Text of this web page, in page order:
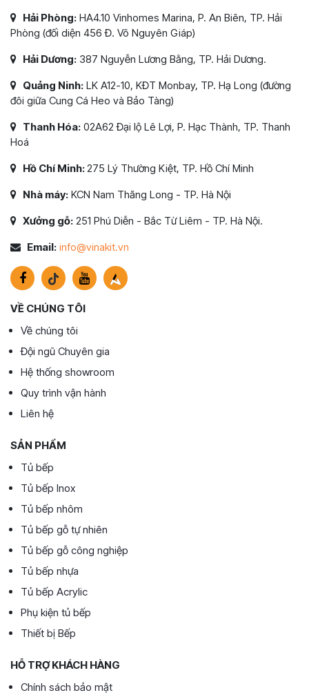
Hải Phòng: HA4.10 Vinhomes Marina, P. An Biên, TP. Hải
Phòng (đối diện 456 Đ. Võ Nguyên Giáp)
Hải Dương: 387 Nguyễn Lương Bằng, TP. Hải Dương.
Quảng Ninh: LK A12-10, KĐT Monbay, TP. Hạ Long (đường
đôi giữa Cung Cá Heo và Bảo Tàng)
Thanh Hóa: 02A62 Đại lộ Lê Lợi, P. Hạc Thành, TP. Thanh
Hoá
Hồ Chí Minh:275 Lý Thường Kiệt, TP. Hồ Chí Minh
Nhà máy: KCN Nam Thăng Long - TP. Hà Nội
Xưởng gỗ: 251 Phú Diễn - Bắc Từ Liêm - TP. Hà Nội.
Email: info@vinakit.vn
VỀ CHÚNG TÔI
Về chúng tôi
Đội ngũ Chuyên gia
Hệ thống showroom
Quy trình vận hành
Liên hệ
SẢN PHẨM
Tủ bếp
Tủ bếp Inox
Tủ bếp nhôm
Tủ bếp gỗ tự nhiên
Tủ bếp gỗ công nghiệp
Tủ bếp nhựa
Tủ bếp Acrylic
Phụ kiện tủ bếp
Thiết bị Bếp
HỖ TRỢ KHÁCH HÀNG
Chính sách bảo mật